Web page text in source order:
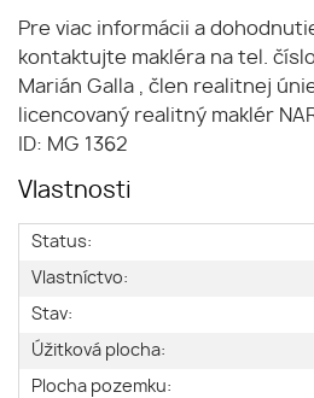
Pre viac informácii a
kontaktujte makléra na tel.
Marián Galla , člen realitnej únie
licencovaný realitný maklér
ID: MG 1362
Vlastnosti
Status:
Vlastníctvo:
Stav:
Úžitková plocha:
Plocha pozemku: